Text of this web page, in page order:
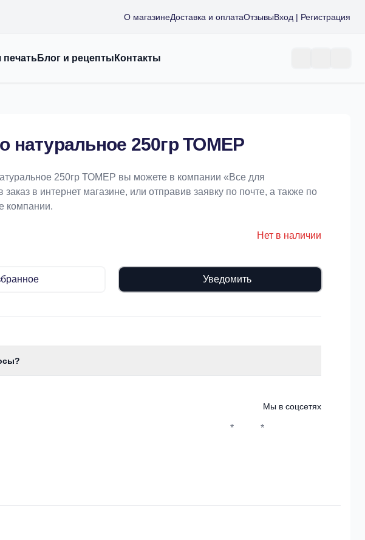
О магазинеДоставка и оплатаОтзывыВход | Регистрация
Блог и рецепты Контакты
натуральное 250гр ТОМЕР
250гр ТОМЕР вы можете в компании «Bce для
в интернет магазине, или отправив заявку по почте, а также по
компании.
Нет в наличии
Уведомить
Мы в соцсетях
* *